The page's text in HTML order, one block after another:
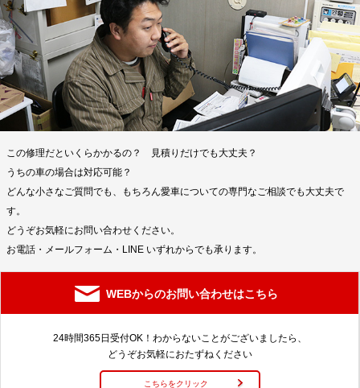
この修理だといくらかかるの？ 見積りだけでも大丈夫？
うちの車の場合は対応可能？
どんな小さなご質問でも、もちろん愛車についての専門なご相談でも大丈夫で
す。
どうぞお気軽にお問い合わせください。
お電話・メールフォーム・LINE いずれからでも承ります。
WEBからのお問い合わせはこちら
24時間365日受付OK！わからないことがございましたら、
どうぞお気軽におたずねください
こちらをクリック